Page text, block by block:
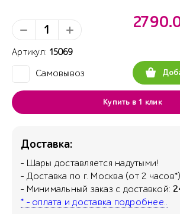
Артикул: 15069
Самовывоз
Купить в 1 клик
Доставка:
- Шары доставляется надутыми!
- Доставка по г. Москва (от 2
- Минимальный заказ с доставкой:
* - оплата и доставка подробнее..